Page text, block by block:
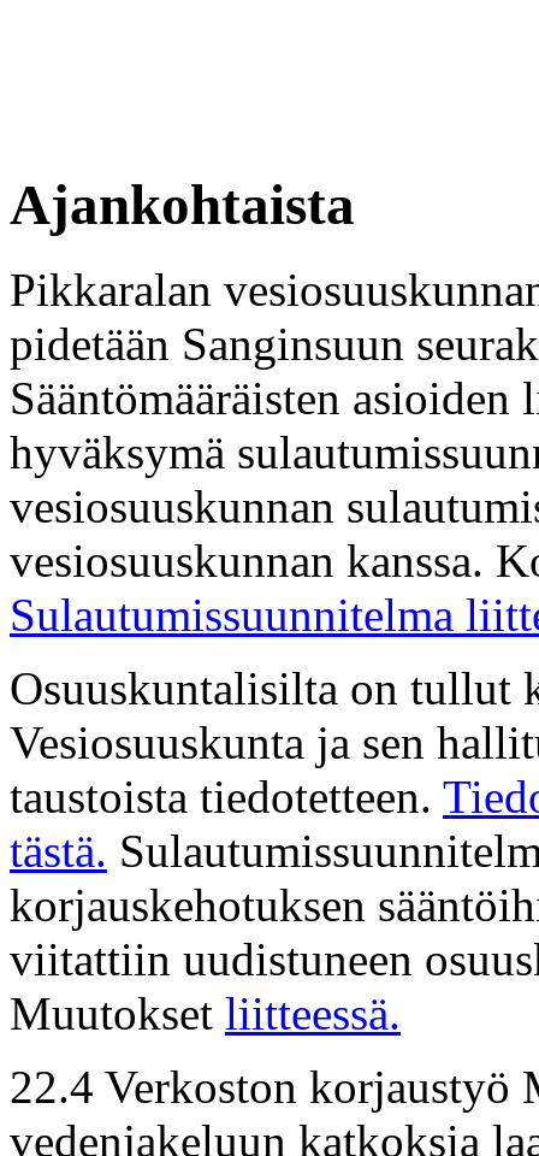
Ajankohtaista
Pikkaralan
pidetään Sanginsuun
Sääntömääräisten
hyväksymä
vesiosuuskunnan
vesiosuuskunnan kanssa.
Sulautumissuunnitelma
Osuuskuntalisilta on tullut
Vesiosuuskunta ja sen
taustoista tiedotetteen.
tästä.
korjauskehotuksen
viitattiin uudistuneen
Muutokset liitteessä.
22.4 Verkoston korjaustyö
vedenjakeluun katkoksia